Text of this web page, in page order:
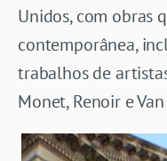
Unidos, com obras
contemporânea,
trabalhos de
Monet, Renoir e